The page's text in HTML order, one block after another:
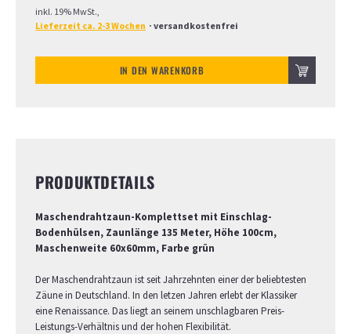
inkl. 19% MwSt.,
Lieferzeit ca. 2-3 Wochen · versandkostenfrei
IN DEN WARENKORB
PRODUKTDETAILS
Maschendrahtzaun-Komplettset mit Einschlag-
Bodenhülsen, Zaunlänge 135 Meter, Höhe 100cm,
Maschenweite 60x60mm, Farbe grün
Der Maschendrahtzaun ist seit Jahrzehnten einer der beliebtesten
Zäune in Deutschland. In den letzen Jahren erlebt der Klassiker
eine Renaissance. Das liegt an seinem unschlagbaren Preis-
Leistungs-Verhältnis und der hohen Flexibilität.